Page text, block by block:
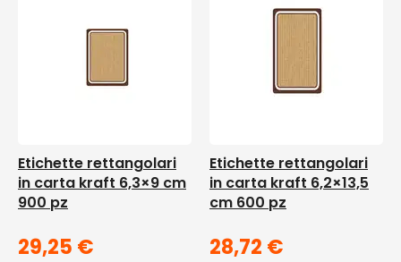
Etichette rettangolari
in carta kraft 6,3×9 cm
900 pz
29,25 €
Etichette rettangolari
in carta kraft 6,2×13,5
cm 600 pz
28,72 €